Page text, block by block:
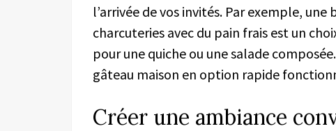
l’arrivée de vos invités. Par exemple,
charcuteries avec du pain frais est un
pour une quiche ou une salade
gâteau maison en option rapide
Créer une ambiance